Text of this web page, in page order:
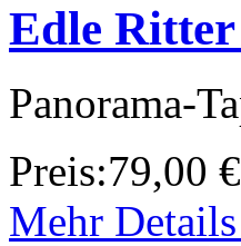
Edle
Panorama-
Preis:79,00 €
Mehr